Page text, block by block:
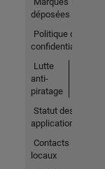
déposées
Politique de
confidentialité
Lutte
anti-
piratage
Statut des
applications
Contacts
locaux